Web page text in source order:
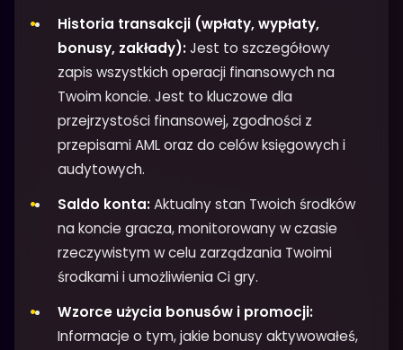
Historia transakcji (wpłaty, wypłaty,
bonusy, zakłady):Jest to szczegółowy
zapis wszystkich operacji finansowych na
Twoim koncie. Jest to kluczowe dla
przejrzystości finansowej, zgodności z
przepisami AML oraz do celów księgowych i
audytowych.
Saldo konta:Aktualny stan Twoich środków
na koncie gracza, monitorowany w czasie
rzeczywistym w celu zarządzania Twoimi
środkami i umożliwienia Ci gry.
Wzorce użycia bonusów i promocji:
Informacje o tym, jakie bonusy aktywowałeś,